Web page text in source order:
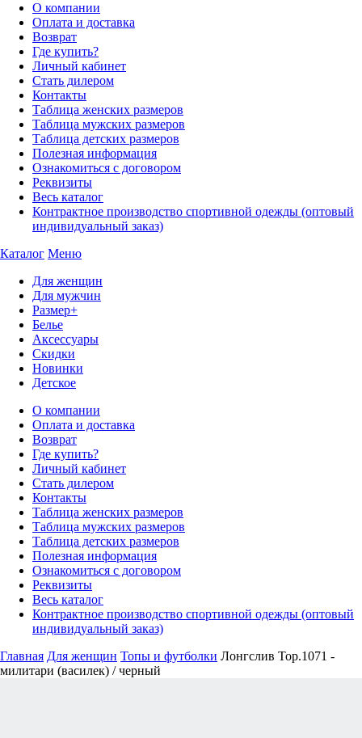
О компании
Оплата и доставка
Возврат
Где купить?
Личный кабинет
Стать дилером
Контакты
Таблица женских размеров
Таблица мужских размеров
Таблица детских размеров
Полезная информация
Ознакомиться с договором
Реквизиты
Весь каталог
Контрактное производство спортивной одежды (оптовый
индивидуальный заказ)
Каталог Меню
Для женщин
Для мужчин
Размер+
Белье
Аксессуары
Скидки
Новинки
Детское
О компании
Оплата и доставка
Возврат
Где купить?
Личный кабинет
Стать дилером
Контакты
Таблица женских размеров
Таблица мужских размеров
Таблица детских размеров
Полезная информация
Ознакомиться с договором
Реквизиты
Весь каталог
Контрактное производство спортивной одежды (оптовый
индивидуальный заказ)
Главная Для женщин Топы и футболки Лонгслив Top.1071 -
милитари (василек) / черный